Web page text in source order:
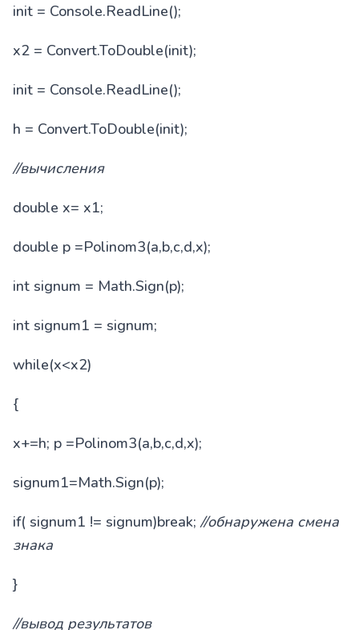
init = Console.ReadLine();
x2 = Convert.ToDouble(init);
init = Console.ReadLine();
h = Convert.ToDouble(init);
//вычисления
double x= x1;
double p =Polinom3(a,b,c,d,x);
int signum = Math.Sign(p);
int signum1 = signum;
while(x<x2)
{
x+=h; p =Polinom3(a,b,c,d,x);
signum1=Math.Sign(p);
if( signum1 != signum)break;//обнаружена смена
знака
}
//вывод результатов